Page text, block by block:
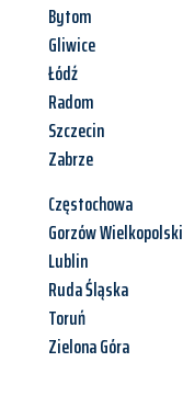
Bytom
Gliwice
Łódź
Radom
Szczecin
Zabrze
Częstochowa
Gorzów Wielkopolski
Lublin
Ruda Śląska
Toruń
Zielona Góra